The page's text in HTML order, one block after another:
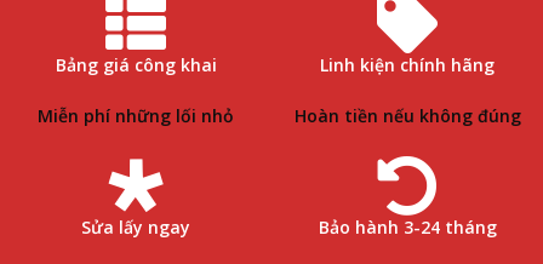
Bảng giá công khai
Miễn phí những lối nhỏ
Linh kiện chính hãng
Hoàn tiền nếu không đúng
Sửa lấy ngay Bảo hành 3-24 tháng